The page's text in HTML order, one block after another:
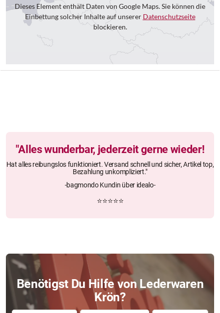
Dieses Element enthält Daten von Google Maps. Sie können die
Einbettung solcher Inhalte auf unserer Datenschutzseite
blockieren.
"Alles wunderbar, jederzeit gerne wieder!
Hat alles reibungslos funktioniert. Versand schnell und sicher, Artikel top,
Bezahlung unkompliziert."
-bagmondo Kundin über idealo-
⭐⭐⭐⭐⭐
Benötigst Du Hilfe von Lederwaren
Krön?